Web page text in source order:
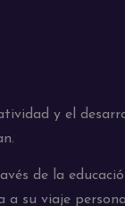
y el
de la
a su viaje